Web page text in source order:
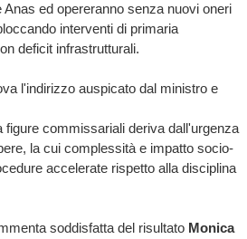
Anas ed opereranno senza nuovi oneri
interventi di primaria
deficit infrastrutturali.
l'indirizzo auspicato dal ministro e
figure commissariali deriva dall'urgenza
la cui complessità e impatto socio-
accelerate rispetto alla disciplina
soddisfatta del risultato Monica